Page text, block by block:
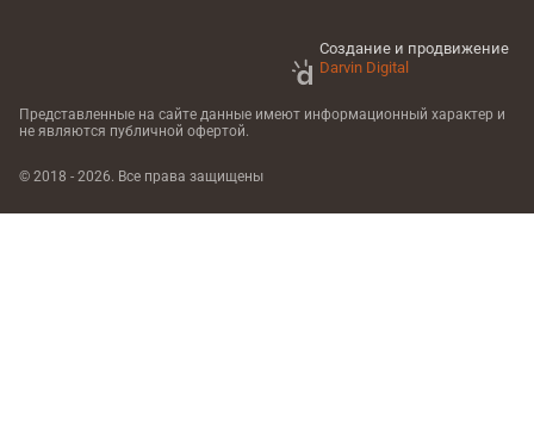
Создание и продвижение
Darvin Digital
Представленные на сайте данные имеют информационный характер и
не являются публичной офертой.
© 2018 - 2026. Все права защищены